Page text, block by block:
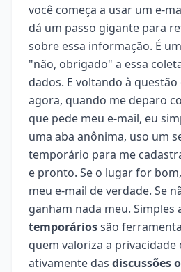
você começa a usar um e-
dá um passo gigante para
sobre essa informação. É
"não, obrigado" a essa
dados. E voltando à
agora, quando me deparo
que pede meu e-mail, eu
uma aba anônima, uso um
temporário para me
e pronto. Se o lugar for
meu e-mail de verdade. Se
ganham nada meu. Simples
temporáriossão
quem valoriza a
ativamente das discussões